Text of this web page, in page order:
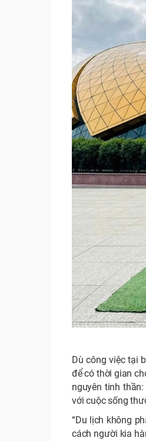
Dù công việc tại
để có thời gian
nguyên tinh
với cuộc sống
“Du lịch không
cách người kia